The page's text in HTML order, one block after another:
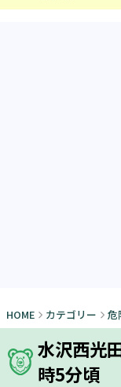
HOME カテゴリー 危
水沢西光
時5分頃